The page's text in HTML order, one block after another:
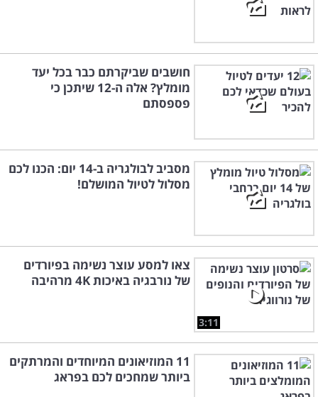
חושבים שביקרתם כבר בכל יעד
מומלץ? אלה ה-12 שיתכן כי
פספסתם
מסביב לבולגריה ב-14 יום: הכנו לכם
מסלול לטיול המושלם!
3:11
צאו למסע עוצר נשימה בפיורדים
של נורבגיה באיכות 4K מרהיבה
11 המוזיאונים המיוחדים והמרתקים
ביותר שמחכים לכם בפראג